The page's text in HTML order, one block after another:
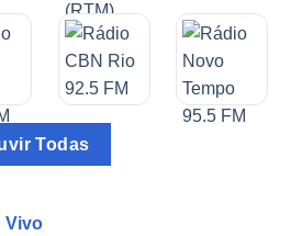
Todas
Vivo